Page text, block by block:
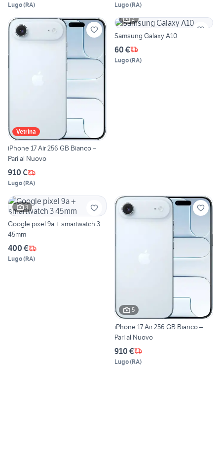
Lugo(RA) Lugo(RA)
Vetrina
iPhone 17 Air 256 GB Bianco –
Pari al Nuovo
910 €
Lugo(RA)
2
Samsung Galaxy A10
60 €
Lugo(RA)
3
Google pixel 9a + smartwatch 3
45mm
400 €
Lugo(RA)
5
iPhone 17 Air 256 GB Bianco –
Pari al Nuovo
910 €
Lugo(RA)